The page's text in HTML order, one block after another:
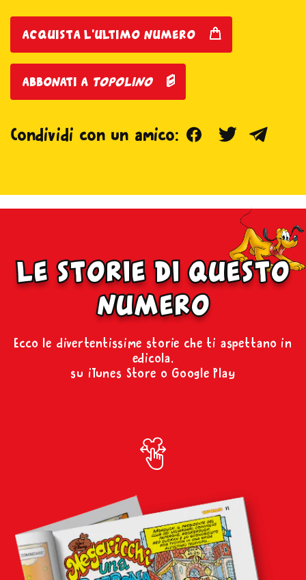
acquista l'ultimo numero
abbonati a topolino
Condividi con un amico: FacebookTwitter
le storie di questo
numero
Ecco le divertentissime storie che ti aspettano in
edicola,
su iTunes Store o Google Play